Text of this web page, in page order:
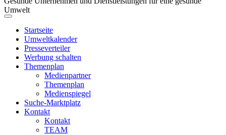
Umwelt
Startseite
Umweltkalender
Presseverteiler
Werbung schalten
Themenplan
Medienpartner
Themenplan
Medienspiegel
Suche-Marktplatz
Kontakt
Kontakt
TEAM